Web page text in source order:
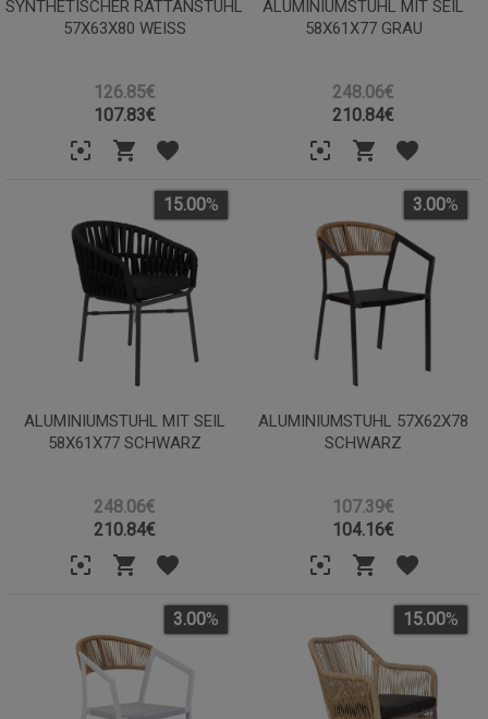
SYNTHETISCHER RATTANSTUHL
57X63X80 WEISS
126.85€
107.83€
ALUMINIUMSTUHL MIT SEIL
58X61X77 GRAU
248.06€
210.84€
ALUMINIUMSTUHL MIT SEIL
58X61X77 SCHWARZ
248.06€
15.00%
210.84€
ALUMINIUMSTUHL 57X62X78
SCHWARZ
107.39€
3.00%
104.16€
3.00% 15.00%